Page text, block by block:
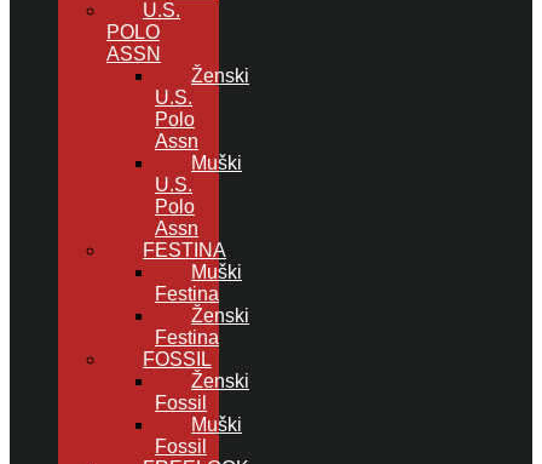
U.S.
POLO
ASSN
Ženski
U.S.
Polo
Assn
Muški
U.S.
Polo
Assn
FESTINA
Muški
Festina
Ženski
Festina
FOSSIL
Ženski
Fossil
Muški
Fossil